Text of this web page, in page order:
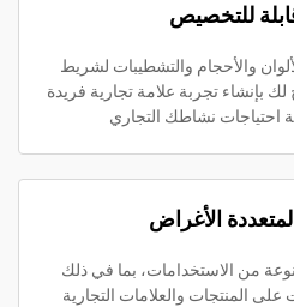
للتخصيص
والأحجام والتشطيبات لشريط
لك بإنشاء تجربة علامة تجارية فريدة
احتياجات نشاطك التجاري
الأغراض
من الاستخدامات، بما في ذلك
على المنتجات والعلامات التجارية